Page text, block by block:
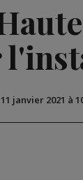
11 janvier 2021 à